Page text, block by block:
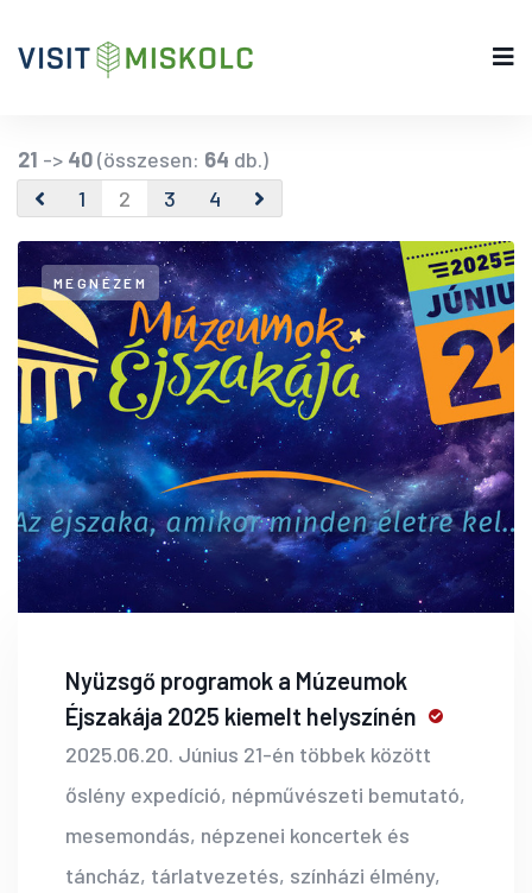
21 -> 40(összesen: 64 db.)
1
2 3 4
MEGNÉZEM
Nyüzsgő programok a Múzeumok
Éjszakája 2025 kiemelt helyszínén
2025.06.20. Június 21-én többek között
őslény expedíció, népművészeti bemutató,
mesemondás, népzenei koncertek és
táncház, tárlatvezetés, színházi élmény,